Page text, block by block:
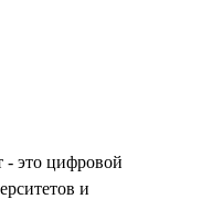
- это цифровой
и